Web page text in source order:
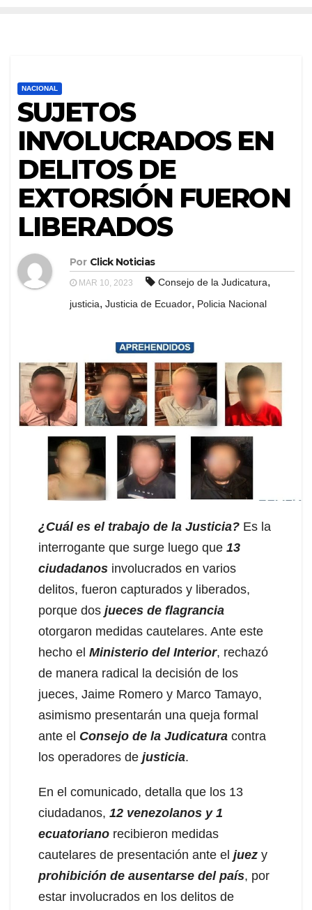
NACIONAL
SUJETOS
INVOLUCRADOS EN
DELITOS DE
EXTORSIÓN FUERON
LIBERADOS
Por Click Noticias
MAR 10, 2023 Consejo de la Judicatura,
justicia, Justicia de Ecuador, Policia Nacional
¿Cuál es el trabajo de la Justicia? Es la
interrogante que surge luego que 13
ciudadanos involucrados en varios
delitos, fueron capturados y liberados,
porque dos jueces de flagrancia
otorgaron medidas cautelares. Ante este
hecho el Ministerio del Interior, rechazó
de manera radical la decisión de los
jueces, Jaime Romero y Marco Tamayo,
asimismo presentarán una queja formal
ante el Consejo de la Judicatura contra
los operadores de justicia.
En el comunicado, detalla que los 13
ciudadanos, 12 venezolanos y 1
ecuatoriano recibieron medidas
cautelares de presentación ante el juez y
prohibición de ausentarse del país, por
estar involucrados en los delitos de